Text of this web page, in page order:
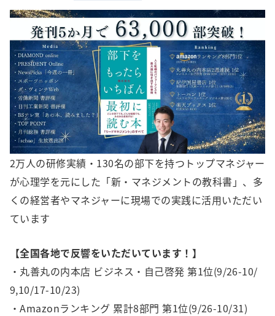
2万人の研修実績・130名の部下を持つトップマネジャー
が心理学を元にした「新・マネジメントの教科書」、多
くの経営者やマネジャーに現場での実践に活用いただい
ています
【全国各地で反響をいただいています！】
・丸善丸の内本店 ビジネス・自己啓発 第1位(9/26-10/
9,10/17-10/23)
・Amazonランキング 累計8部門 第1位(9/26-10/31)